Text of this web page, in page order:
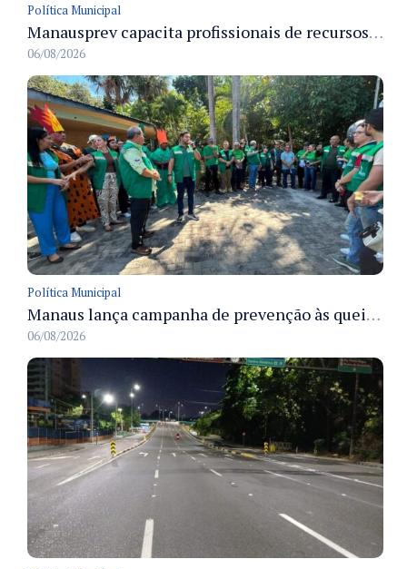
Política Municipal
Manausprev capacita profissionais de recursos humanos para agilizar concessão de aposentadorias no município
06/08/2026
Política Municipal
Manaus lança campanha de prevenção às queimadas no verão amazônico com comitê integrado
06/08/2026